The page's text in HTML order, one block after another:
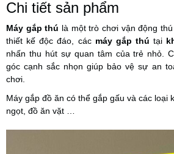
Chi tiết sản phẩm
Máy gắp thú là một trò chơi vận động
thiết kế độc đáo, các máy gắp thú tại
nhấn thu hút sự quan tâm của trẻ nhỏ.
góc cạnh sắc nhọn giúp bảo vệ sự an
chơi.
Máy gắp đồ ăn có thể gắp gấu và các loại
ngọt, đồ ăn vặt …